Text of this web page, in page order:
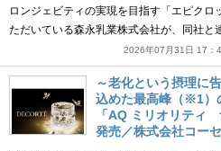
ロンジェビティの実現を目指す「エピク
ただいている森永乳業株式会社が、同社
2026年07月31日 17：
～老化という摂理に
込めた最高峰（※1）
「AQ ミリオリティ
発売／株式会社コー